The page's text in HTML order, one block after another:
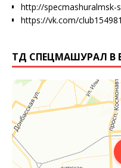
http://specmashuralmsk-
https://vk.com/
ТД СПЕЦМАШУРАЛ В